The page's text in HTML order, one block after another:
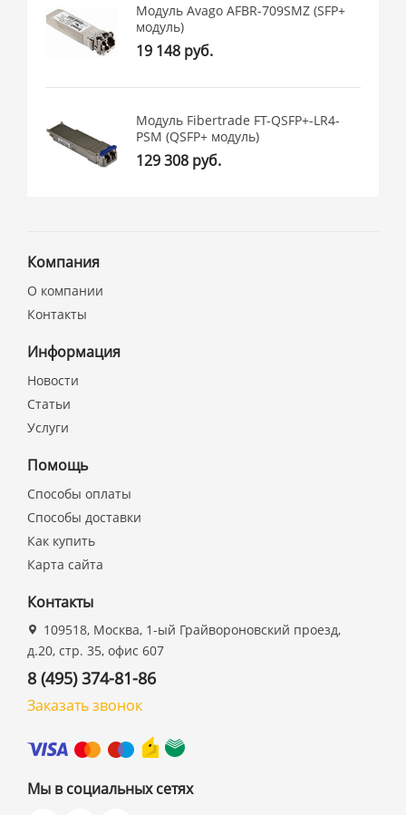
Модуль Avago AFBR-709SMZ (SFP+
модуль)
19 148 руб.
Модуль Fibertrade FT-QSFP+-LR4-
PSM (QSFP+ модуль)
129 308 руб.
Компания
О компании
Контакты
Информация
Новости
Статьи
Услуги
Помощь
Способы оплаты
Способы доставки
Как купить
Карта сайта
Контакты
109518, Москва, 1-ый Грайвороновский проезд,
д.20, стр. 35, офис 607
8 (495) 374-81-86
Заказать звонок
Мы в социальных сетях